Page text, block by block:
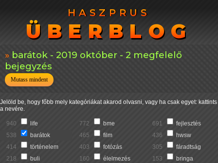
HASZPRUS
ÜBERBLOG
HASZPRUS
ÜBERBLOG
barátok - 2019 október - 2 megfelelő
bejegyzés
Mutass mindent
Jelöld be, hogy főbb mely kategóriákat akarod olvasni, vagy ha csak egyet: kattints
a nevére.
940 life 772 bme 691
fejlesztés
538
barátok 465 film 436
hwsw
414
történelem 403 fotózás 305
fáradtság
218
buli 160 élelmezés 153
bringa